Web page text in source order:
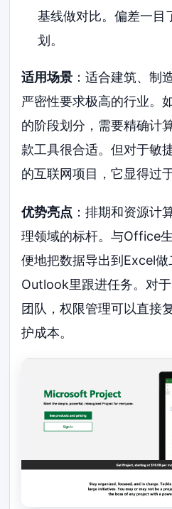
基线做对比。偏差一目
划。
适用场景 ：适合建筑、制
严密性要求极高的行业。
的阶段划分，需要精确计
款工具很合适。但对于敏
的互联网项目，它显得过
优势亮点 ：排期和资源计
理领域的标杆。与Office
便地把数据导出到Excel
Outlook里跟进任务。对
团队，权限管理可以直接
护成本。